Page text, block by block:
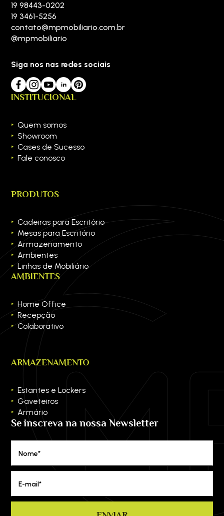
19 98443-0202
19 3461-5256
contato@mpmobiliario.com.br
@mpmobiliario
Siga nos nas redes sociais
INSTITUCIONAL
Quem somos
Showroom
Cases de Sucesso
Fale conosco
PRODUTOS
Cadeiras para Escritório
Mesas para Escritório
Armazenamento
Ambientes
Linhas de Mobiliário
AMBIENTES
Home Office
Recepção
Colaborativo
ARMAZENAMENTO
Estantes e Lockers
Gaveteiros
Armário
Se inscreva na nossa Newsletter
Nome*
E-mail*